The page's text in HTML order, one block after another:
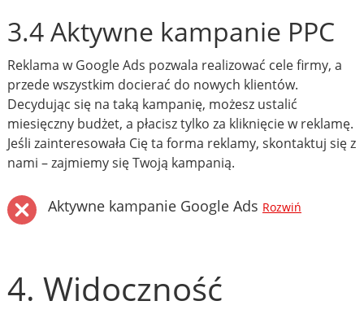
3.4 Aktywne kampanie PPC
Reklama w Google Ads pozwala realizować cele firmy, a
przede wszystkim docierać do nowych klientów.
Decydując się na taką kampanię, możesz ustalić
miesięczny budżet, a płacisz tylko za kliknięcie w reklamę.
Jeśli zainteresowała Cię ta forma reklamy, skontaktuj się z
nami – zajmiemy się Twoją kampanią.
Aktywne kampanie Google Ads Rozwiń
4. Widoczność